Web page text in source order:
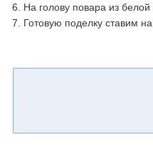
6. На голову повара из
7. Готовую поделку ставим